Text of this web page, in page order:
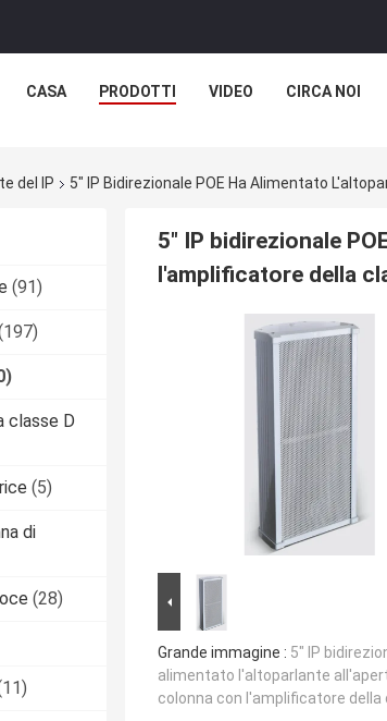
CASA PRODOTTI VIDEO CIRCA NOI
del IP 5" IP Bidirezionale POE Ha Alimentato
(91)
classe D
(5)
di
(28)
5" IP bidirezionale
l'amplificatore della
Grande immagine : 5" IP
alimentato l'altoparlante
colonna con l'amplificatore della